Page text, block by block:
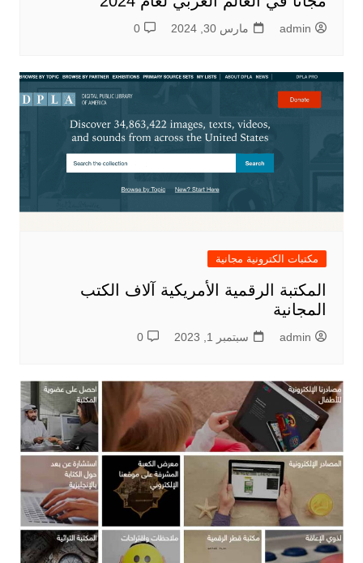
admin مارس 30, 2024 0
مكتبات الكترونية مجانية
المكتبة الرقمية الأمريكية آلاف الكتب
المجانية
admin سبتمبر 1, 2023 0